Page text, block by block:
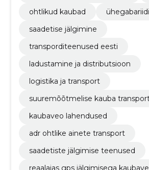
ohtlikud kaubad
saadetise jälgimine
transporditeenused eesti
ladustamine ja distributsioon
logistika ja transport
suuremõõtmelise kauba
kaubaveo lahendused
adr ohtlike ainete transport
saadetiste jälgimise teenused
reaalajas gps jälgimisega